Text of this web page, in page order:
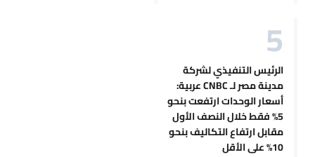
الرئيس التنفيذي لشركة
مدينة مصر لـ CNBC عربية:
أسعار الوحدات ارتفعت بنحو
5% فقط خلال النصف الأول
مقابل ارتفاع التكاليف بنحو
10% على الأقل